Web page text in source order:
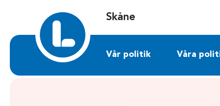
Skåne
Vår politik Våra